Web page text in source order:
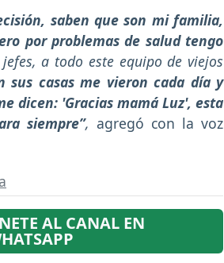
saben que son mi familia,
por problemas de salud tengo
a todo este equipo de viejos
sus casas me vieron cada día y
dicen: 'Gracias mamá Luz', esta
siempre”, agregó con la voz
AL CANAL EN